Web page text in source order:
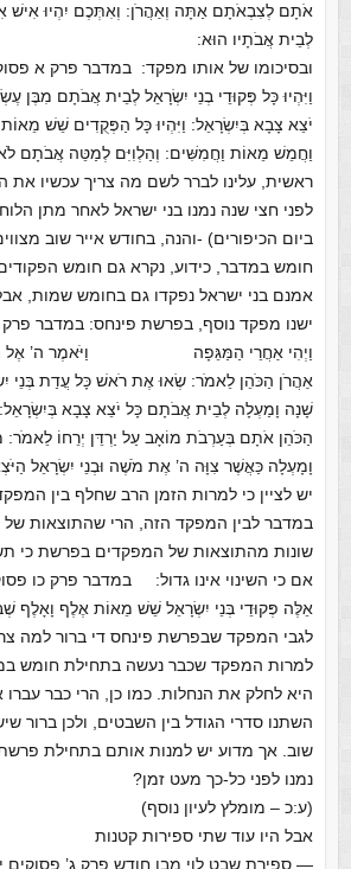
אֹתָם לְצִבְאֹתָם אַתָּה וְאַהֲרֹן: וְאִתְּכֶם יִהְיוּ אִישׁ
לְבֵית אֲבֹתָיו הוּא:
ובסיכומו של אותו מפקד: במדבר פרק א
וַיִּהְיוּ כָּל פְּקוּדֵי בְנֵי יִשְׂרָאֵל לְבֵית אֲבֹתָם מִבֶּן
יֹצֵא צָבָא בְּיִשְׂרָאֵל: וַיִּהְיוּ כָּל הַפְּקֻדִים שֵׁשׁ
וַחֲמֵשׁ מֵאוֹת וַחֲמִשִּׁים: וְהַלְוִיִּם לְמַטֵּה אֲבֹתָם
ראשית, עלינו לברר לשם מה צריך עכשיו את
לפני חצי שנה נמנו בני ישראל לאחר מתן
ביום הכיפורים) -והנה, בחודש אייר שוב
חומש במדבר, כידוע, נקרא גם חומש
אמנם בני ישראל נפקדו גם בחומש שמות,
ישנו מפקד נוסף, בפרשת פינחס: במדבר
וַיְהִי אַחֲרֵי הַמַּגֵּפָה וַיֹּאמֶר ה’ אֶל
אַהֲרֹן הַכֹּהֵן לֵאמֹר: שְׂאוּ אֶת רֹאשׁ כָּל עֲדַת בְּנֵי
שָׁנָה וָמַעְלָה לְבֵית אֲבֹתָם כָּל יֹצֵא צָבָא
הַכֹּהֵן אֹתָם בְּעַרְבֹת מוֹאָב עַל יַרְדֵּן יְרֵחוֹ לֵאמֹר:
וָמָעְלָה כַּאֲשֶׁר צִוָּה ה’ אֶת מֹשֶׁה וּבְנֵי יִשְׂרָאֵל
יש לציין כי למרות הזמן הרב שחלף בין
במדבר לבין המפקד הזה, הרי שהתוצאות של
שונות מהתוצאות של המפקדים בפרשת כי
אם כי השינוי אינו גדול: במדבר פרק כו
אֵלֶּה פְּקוּדֵי בְּנֵי יִשְׂרָאֵל שֵׁשׁ מֵאוֹת אֶלֶף וָאָלֶף
לגבי המפקד שבפרשת פינחס די ברור למה
למרות המפקד שכבר נעשה בתחילת חומש
היא לחלק את הנחלות. כמו כן, הרי כבר עברו
השתנו סדרי הגודל בין השבטים, ולכן ברור
שוב. אך מדוע יש למנות אותם בתחילת
נמנו לפני כל-כך מעט זמן?
(ע:כ – מומלץ לעיון נוסף)
אבל היו עוד שתי ספירות קטנות
— ספירת שבט לוי מבן חודש פרק ג’ פסוקים